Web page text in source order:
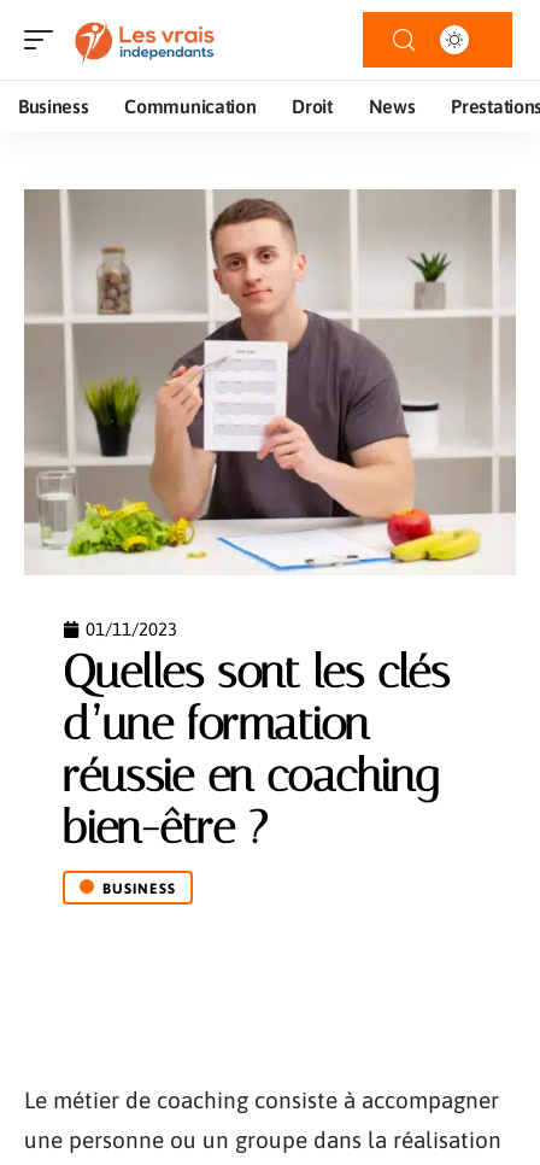
Business Communication Droit News
01/11/2023
Quelles sont les clés
d’une formation
réussie en coaching
bien-être ?
BUSINESS
Le métier de coaching consiste à accompagner
une personne ou un groupe dans la réalisation